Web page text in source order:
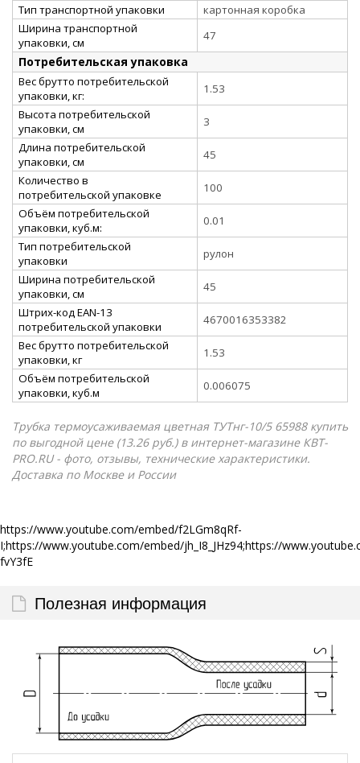
Тип транспортной упаковки
картонная коробка
Ширина транспортной
упаковки, см
47
Потребительская упаковка
Вес брутто потребительской
упаковки, кг:
1.53
Высота потребительской
упаковки, см
3
Длина потребительской
упаковки, см
45
Количество в
потребительской упаковке
100
Объём потребительской
упаковки, куб.м:
0.01
Тип потребительской
упаковки
рулон
Ширина потребительской
упаковки, см
45
Штрих-код EAN-13
потребительской упаковки
4670016353382
Вес брутто потребительской
упаковки, кг
1.53
Объём потребительской
упаковки, куб.м
0.006075
Трубка термоусаживаемая цветная ТУТнг-10/5 65988 купить
по выгодной цене (13.26 руб.) в интернет-магазине КВТ-
PRO.RU - фото, отзывы, технические характеристики.
Доставка по Москве и России
https://www.youtube.com/embed/f2LGm8qRf-
I;https://www.youtube.com/embed/jh_I8_JHz94;https://
fvY3fE
Полезная информация